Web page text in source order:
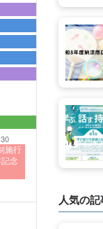
施行
念
人気の記